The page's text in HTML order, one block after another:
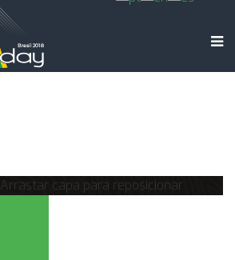
Arrastar capa para reposicionar